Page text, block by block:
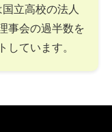
立高校の法人
事会の過半数を
しています。